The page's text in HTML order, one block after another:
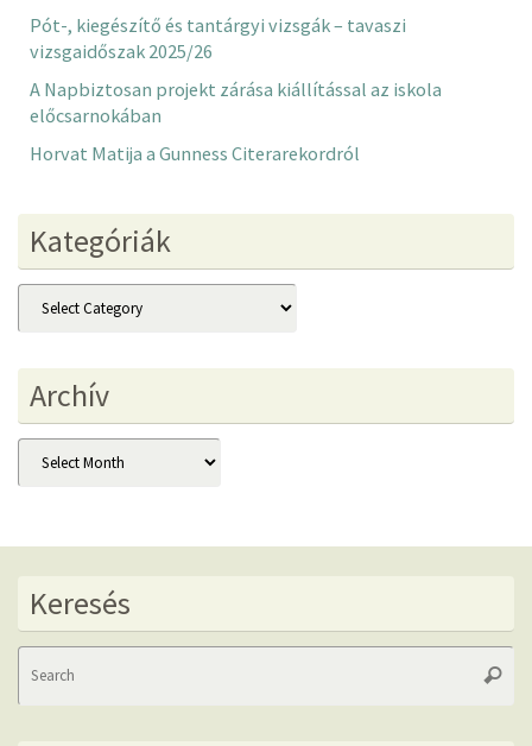
Pót-, kiegészítő és tantárgyi vizsgák – tavaszi
vizsgaidőszak 2025/26
A Napbiztosan projekt zárása kiállítással az iskola
előcsarnokában
Horvat Matija a Gunness Citerarekordról
Kategóriák
Kategóriák
Archív
Archív
Keresés